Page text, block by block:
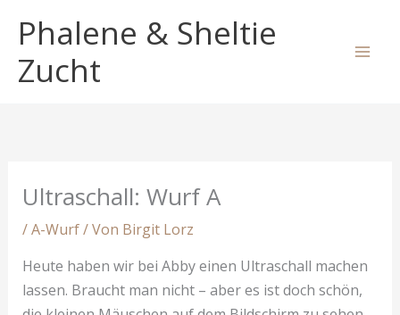
Inhalt
springen
Phalene & Sheltie
Zucht
Ultraschall: Wurf A
/A-Wurf/ Von Birgit Lorz
Heute haben wir bei Abby einen Ultraschall machen
lassen. Braucht man nicht – aber es ist doch schön,